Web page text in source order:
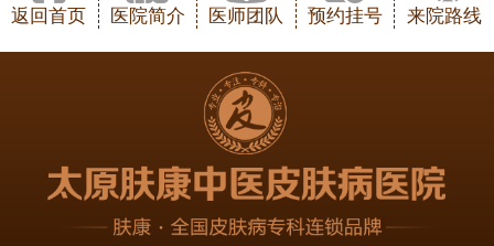
返回首页 医院简介 医师团队 预约挂号 来院路线